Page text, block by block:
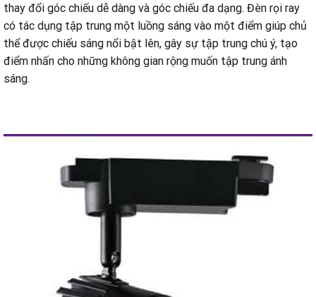
thay đổi góc chiếu dễ dàng và góc chiếu đa dạng. Đèn rọi ray
có tác dụng tập trung một luồng sáng vào một điểm giúp chủ
thể được chiếu sáng nổi bật lên, gây sự tập trung chú ý, tạo
điểm nhấn cho những không gian rộng muốn tập trung ánh
sáng.